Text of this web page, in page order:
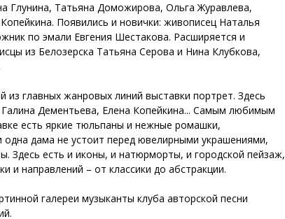
Глунина, Татьяна Доможирова, Ольга Журавлева,
Появились и новички: живописец Наталья
по эмали Евгения Шестакова. Расширяется и
из Белозерска Татьяна Серова и Нина Клубкова,
главных жанровых линий выставки портрет. Здесь
Дементьева, Елена Копейкина... Самым любимым
есть яркие тюльпаны и нежные ромашки,
дама не устоит перед ювелирными украшениями,
Здесь есть и иконы, и натюрморты, и городской пейзаж,
и направлений – от классики до абстракции.
галереи музыканты клуба авторской песни